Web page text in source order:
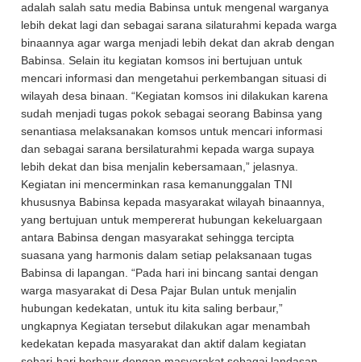
adalah salah satu media Babinsa untuk mengenal warganya
lebih dekat lagi dan sebagai sarana silaturahmi kepada warga
binaannya agar warga menjadi lebih dekat dan akrab dengan
Babinsa. Selain itu kegiatan komsos ini bertujuan untuk
mencari informasi dan mengetahui perkembangan situasi di
wilayah desa binaan. “Kegiatan komsos ini dilakukan karena
sudah menjadi tugas pokok sebagai seorang Babinsa yang
senantiasa melaksanakan komsos untuk mencari informasi
dan sebagai sarana bersilaturahmi kepada warga supaya
lebih dekat dan bisa menjalin kebersamaan,” jelasnya.
Kegiatan ini mencerminkan rasa kemanunggalan TNI
khususnya Babinsa kepada masyarakat wilayah binaannya,
yang bertujuan untuk mempererat hubungan kekeluargaan
antara Babinsa dengan masyarakat sehingga tercipta
suasana yang harmonis dalam setiap pelaksanaan tugas
Babinsa di lapangan. “Pada hari ini bincang santai dengan
warga masyarakat di Desa Pajar Bulan untuk menjalin
hubungan kedekatan, untuk itu kita saling berbaur,”
ungkapnya Kegiatan tersebut dilakukan agar menambah
kedekatan kepada masyarakat dan aktif dalam kegiatan